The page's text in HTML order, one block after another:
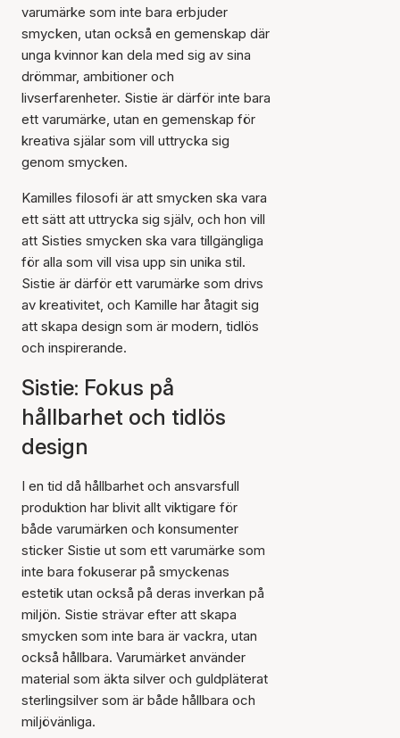
varumärke som inte bara erbjuder
smycken, utan också en gemenskap där
unga kvinnor kan dela med sig av sina
drömmar, ambitioner och
livserfarenheter. Sistie är därför inte bara
ett varumärke, utan en gemenskap för
kreativa själar som vill uttrycka sig
genom smycken.
Kamilles filosofi är att smycken ska vara
ett sätt att uttrycka sig själv, och hon vill
att Sisties smycken ska vara tillgängliga
för alla som vill visa upp sin unika stil.
Sistie är därför ett varumärke som drivs
av kreativitet, och Kamille har åtagit sig
att skapa design som är modern, tidlös
och inspirerande.
Sistie: Fokus på
hållbarhet och tidlös
design
I en tid då hållbarhet och ansvarsfull
produktion har blivit allt viktigare för
både varumärken och konsumenter
sticker Sistie ut som ett varumärke som
inte bara fokuserar på smyckenas
estetik utan också på deras inverkan på
miljön. Sistie strävar efter att skapa
smycken som inte bara är vackra, utan
också hållbara. Varumärket använder
material som äkta silver och guldpläterat
sterlingsilver som är både hållbara och
miljövänliga.